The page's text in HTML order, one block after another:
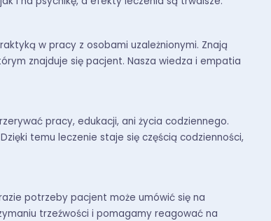
w pracy z osobami uzależnionymi. Znają
znajduje się pacjent. Nasza wiedza i empatia
pracy, edukacji, ani życia codziennego.
temu leczenie staje się częścią codzienności,
potrzeby pacjent może umówić się na
trzeźwości i pomagamy reagować na